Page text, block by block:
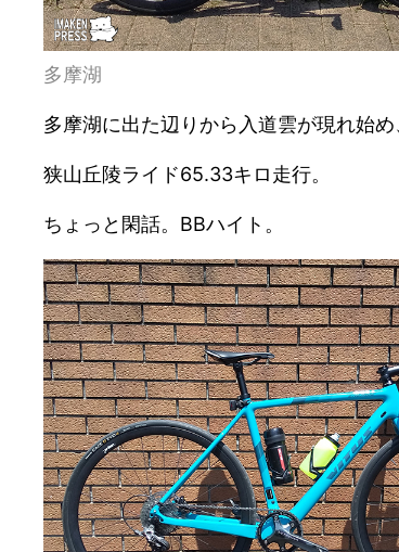
多摩湖
多摩湖に出た辺りから入道雲が現れ始
狭山丘陵ライド65.33キロ走行。
ちょっと閑話。BBハイト。